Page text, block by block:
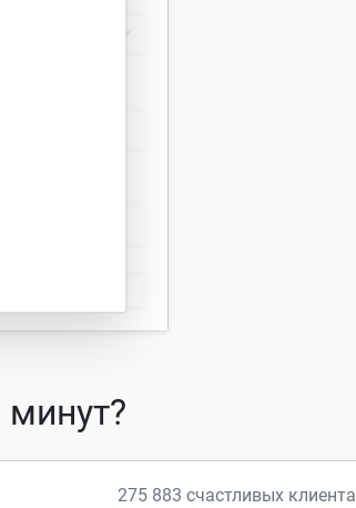
минут?
275 883 счастливых клиента